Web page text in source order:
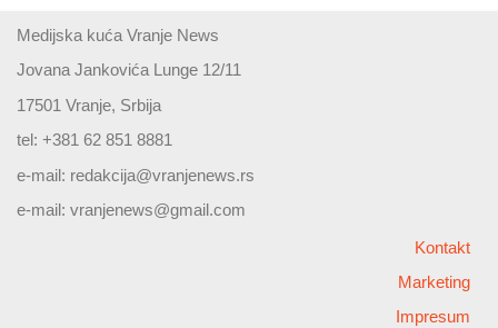
Medijska kuća Vranje News
Jovana Jankovića Lunge 12/11
17501 Vranje, Srbija
tel: +381 62 851 8881
e-mail: redakcija@vranjenews.rs
e-mail: vranjenews@gmail.com
Kontakt
Marketing
Impresum